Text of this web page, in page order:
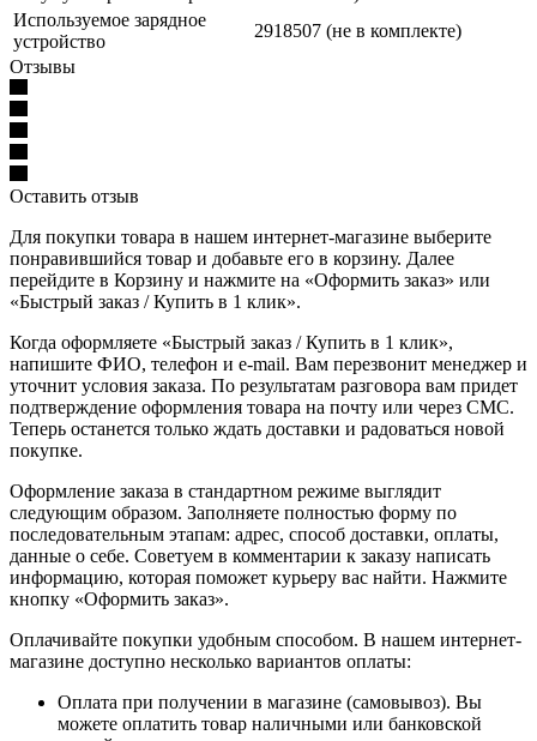
Используемое зарядное
устройство
2918507 (не в комплекте)
Отзывы
Оставить отзыв
Для покупки товара в нашем интернет-магазине выберите
понравившийся товар и добавьте его в корзину. Далее
перейдите в Корзину и нажмите на «Оформить заказ» или
«Быстрый заказ / Купить в 1 клик».
Когда оформляете «Быстрый заказ / Купить в 1 клик»,
напишите ФИО, телефон и e-mail. Вам перезвонит менеджер и
уточнит условия заказа. По результатам разговора вам придет
подтверждение оформления товара на почту или через СМС.
Теперь останется только ждать доставки и радоваться новой
покупке.
Оформление заказа в стандартном режиме выглядит
следующим образом. Заполняете полностью форму по
последовательным этапам: адрес, способ доставки, оплаты,
данные о себе. Советуем в комментарии к заказу написать
информацию, которая поможет курьеру вас найти. Нажмите
кнопку «Оформить заказ».
Оплачивайте покупки удобным способом. В нашем интернет-
магазине доступно несколько вариантов оплаты:
Оплата при получении в магазине (самовывоз). Вы
можете оплатить товар наличными или банковской